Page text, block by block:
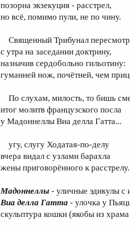
позорна экзекуция - расстрел,
но всё, помимо пули, не по чину.
Священный Трибунал
с утра на заседании доктрину,
назначив сердобольно гильотину:
гуманней нож, почётней, чем
По слухам, милость, то бишь
итог молитв французского посла
у Мадоннеллы Виа делла Гатта...
угу, слугу Ходатая-по-делу
вчера видал с узлами барахла
жены приговорённого к расстрелу.
Мадоннеллы - уличные эдикулы
Виа делла Гатта - улочка у
скульптура кошки (якобы из